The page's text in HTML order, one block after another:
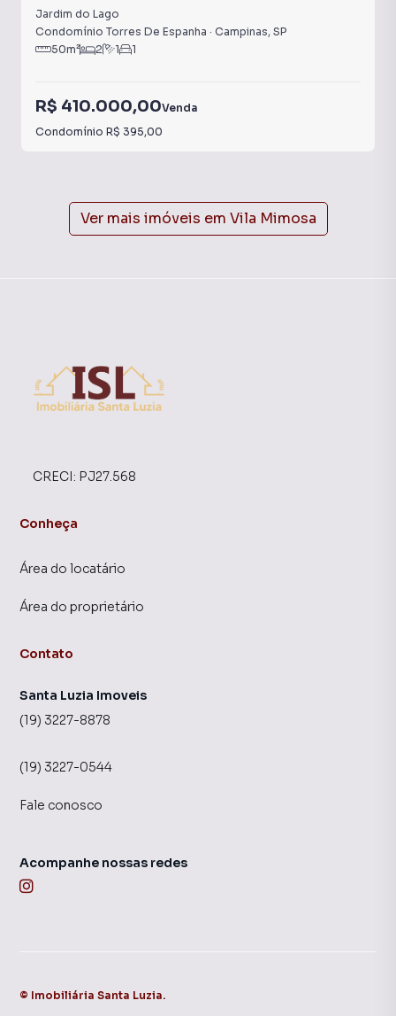
Jardim do Lago
Condomínio Torres De Espanha · Campinas, SP
50m² 2 1 1
R$ 410.000,00Venda
Condomínio R$ 395,00
Ver mais imóveis em Vila Mimosa
CRECI: PJ27.568
Conheça
Área do locatário
Área do proprietário
Contato
Santa Luzia Imoveis
(19) 3227-8878
(19) 3227-0544
Fale conosco
Acompanhe nossas redes
© Imobiliária Santa Luzia.